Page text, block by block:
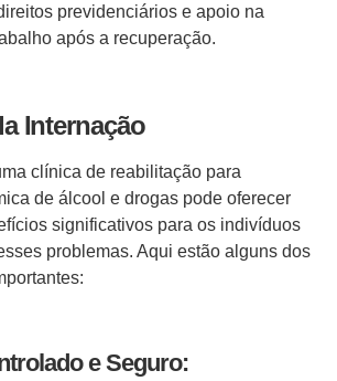
previdenciários e apoio na
após a recuperação.
Internação
clínica de reabilitação para
de álcool e drogas pode oferecer
significativos para os indivíduos
problemas. Aqui estão alguns dos
e Seguro: